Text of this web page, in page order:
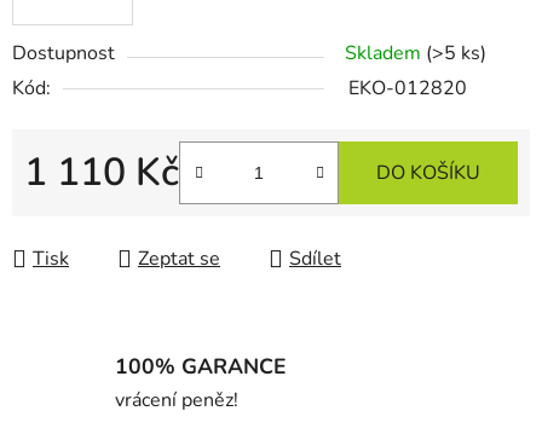
Dostupnost Skladem (>5 ks)
Kód:
EKO-012820
1 110 Kč DO KOŠÍKU
Tisk Zeptat se Sdílet
100% GARANCE
vrácení peněz!